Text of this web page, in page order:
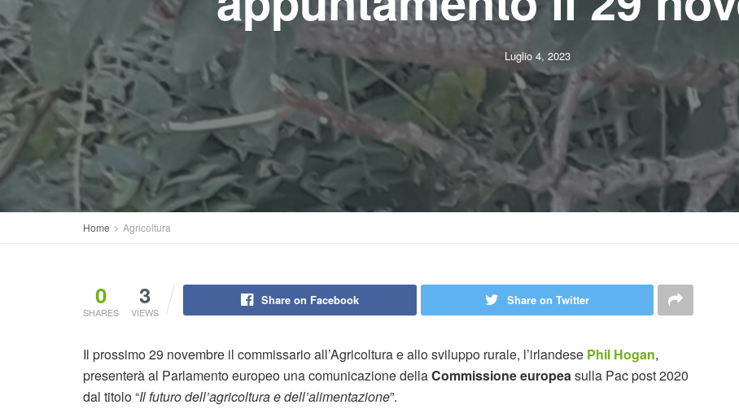
Luglio 4, 2023
Home Agricoltura
0
SHARES
3
VIEWS
Share on Facebook Share on Twitter
Il prossimo 29 novembre il commissario all’Agricoltura e allo sviluppo rurale, l’irlandese Phil Hogan,
presenterà al Parlamento europeo una comunicazione dellaCommissione europeasulla Pac post 2020
dal titolo “Il futuro dell’agricoltura e dell’alimentazione”.